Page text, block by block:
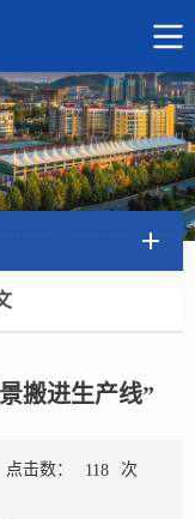
搬进生产线”
点击数： 118 次